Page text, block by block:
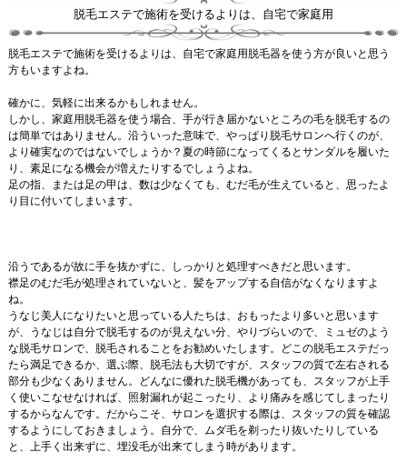
脱毛エステで施術を受けるよりは、自宅で家庭用
脱毛エステで施術を受けるよりは、自宅で家庭用脱毛器を使う方が良いと思う
方もいますよね。
確かに、気軽に出来るかもしれません。
しかし、家庭用脱毛器を使う場合、手が行き届かないところの毛を脱毛するの
は簡単ではありません。沿ういった意味で、やっぱり脱毛サロンへ行くのが、
より確実なのではないでしょうか？夏の時節になってくるとサンダルを履いた
り、素足になる機会が増えたりするでしょうよね。
足の指、または足の甲は、数は少なくても、むだ毛が生えていると、思ったよ
り目に付いてしまいます。
沿うであるが故に手を抜かずに、しっかりと処理すべきだと思います。
襟足のむだ毛が処理されていないと、髪をアップする自信がなくなりますよ
ね。
うなじ美人になりたいと思っている人たちは、おもったより多いと思います
が、うなじは自分で脱毛するのが見えない分、やりづらいので、ミュゼのよう
な脱毛サロンで、脱毛されることをお勧めいたします。どこの脱毛エステだっ
たら満足できるか、選ぶ際、脱毛法も大切ですが、スタッフの質で左右される
部分も少なくありません。どんなに優れた脱毛機があっても、スタッフが上手
く使いこなせなければ、照射漏れが起こったり、より痛みを感じてしまったり
するからなんです。だからこそ、サロンを選択する際は、スタッフの質を確認
するようにしておきましょう。自分で、ムダ毛を剃ったり抜いたりしている
と、上手く出来ずに、埋没毛が出来てしまう時があります。